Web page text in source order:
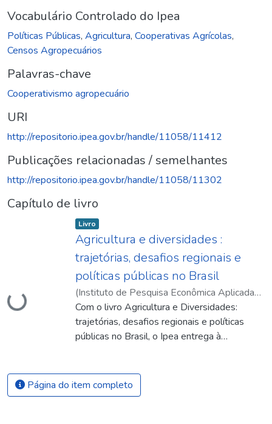
Vocabulário Controlado do Ipea
Políticas Públicas, Agricultura, Cooperativas Agrícolas,
Censos Agropecuários
Palavras-chave
Cooperativismo agropecuário
URI
http://repositorio.ipea.gov.br/handle/11058/11412
Publicações relacionadas / semelhantes
http://repositorio.ipea.gov.br/handle/11058/11302
Capítulo de livro
Carregando...
Item type:
Livro ,
Agricultura e diversidades :
trajetórias, desafios regionais e
políticas públicas no Brasil
(Instituto de Pesquisa Econômica Aplicada
(Ipea), 2022)Santos, Gesmar Rosa dos
Silva, Rodrigo Peixoto da
Com o livro Agricultura e Diversidades:
trajetórias, desafios regionais e políticas
públicas no Brasil, o Ipea entrega à
convergente com a história e missão desta
casa. O trabalho reúne pesquisadores do
Página do item completo